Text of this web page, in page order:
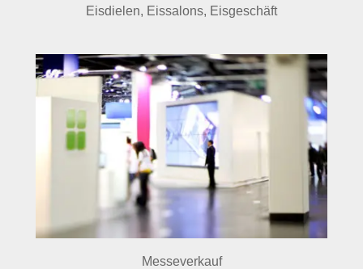
Eisdielen, Eissalons, Eisgeschäft
Messeverkauf